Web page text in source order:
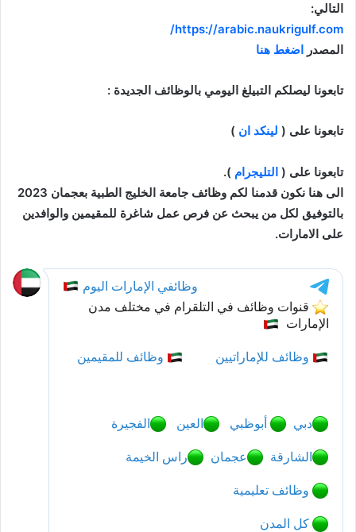
التالي:
https://arabic.naukrigulf.com/
ﺍﻟﻤﺼﺪﺭ
ﺍﺿﻐﻂ ﻫﻨﺎ
تابعونا ليصلكم التبيلغ اليومي بالوظائف الجديدة :
تابعونا على ( لينكد ان )
تابعونا على ( التليجرام ).
الى هنا نكون قدمنا لكم وظائف جامعة الخليج الطبية بعجمان 2023
بالتوفيق لكل من يبحث عن فرص عمل شاغرة للمقيمين والوافدين
على الامارات.